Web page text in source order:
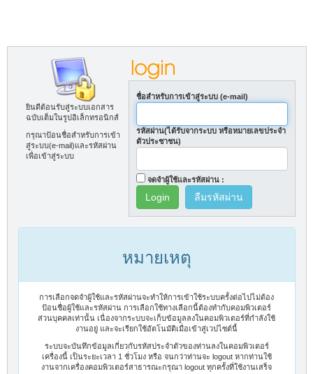
ชื่อสำหรับการเข้าสู่ระบบ (e-mail)
รหัสผ่าน(ได้รับจากระบบ หรือหมายเลขประจำ
ตัวประชาชน)
จดจำผู้ใช้และรหัสผ่าน :
ลืมรหัสผ่าน
ยินดีต้อนรับสู่ระบบเอกสาร
ฉบับเต็มในรูปอิเล็กทรอนิกส์
กรุณาป้อนชื่อสำหรับการเข้า
สู่ระบบ(e-mail)และรหัสผ่าน
เพื่อเข้าสู่ระบบ
หมายเหตุ
การเลือกจดจำผู้ใช้และรหัสผ่านจะทำให้การเข้าใช้ระบบครั้งต่อไปไม่ต้อง
ป้อนชื่อผู้ใช้และรหัสผ่าน การเลือกใช้ทางเลือกนี้ต้องทำกับคอมพิวเตอร์
ส่วนบุคคลเท่านั้น เนื่องจากระบบจะเก็บข้อมูลลงในคอมพิวเตอร์ที่กำลังใช้
งานอยู่ และจะเรียกใช้อัตโนมัติเมื่อเข้าสู่เวปไซต์นี้
ระบบจะบันทึกข้อมูลเกี่ยวกับรหัสประจำตัวของท่านลงในคอมพิวเตอร์
เครื่องนี้ เป็นระยะเวลา 1 ชั่วโมง หรือ จนกว่าท่านจะ logout หากท่านใช้
งานจากเครื่องคอมพิวเตอร์สาธารณะกรุณา logout ทุกครั้งที่ใช้งานเสร็จ